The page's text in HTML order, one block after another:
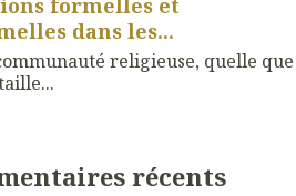
formelles et
dans les...
religieuse, quelle que
récents